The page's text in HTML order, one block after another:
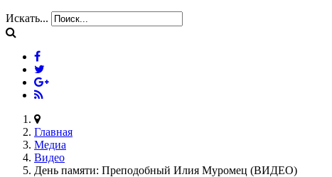
Искать...
Главная
Медиа
Видео
День памяти: Преподобный Илия Муромец (ВИДЕО)